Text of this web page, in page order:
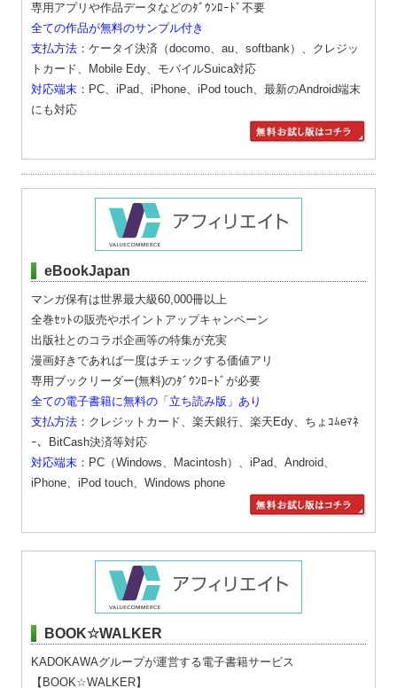
専用アプリや作品データなどのﾀﾞｳﾝﾛｰﾄﾞ不要
全ての作品が無料のサンプル付き
支払方法 ：ケータイ決済（docomo、au、softbank）、クレジッ
トカード、Mobile Edy、モバイルSuica対応
対応端末 ：PC、iPad、iPhone、iPod touch、最新のAndroid端末
にも対応
eBookJapan
マンガ保有は世界最大級60,000冊以上
全巻ｾｯﾄの販売やポイントアップキャンペーン
出版社とのコラボ企画等の特集が充実
漫画好きであれば一度はチェックする価値アリ
専用ブックリーダー(無料)のﾀﾞｳﾝﾛｰﾄﾞが必要
全ての電子書籍に無料の「立ち読み版」あり
支払方法 ：クレジットカード、楽天銀行、楽天Edy、ちょｺﾑeﾏﾈ
ｰ、BitCash決済等対応
対応端末 ：PC（Windows、Macintosh）、iPad、Android、
iPhone、iPod touch、Windows phone
BOOK☆WALKER
KADOKAWAグループが運営する電子書籍サービス
【BOOK☆WALKER】